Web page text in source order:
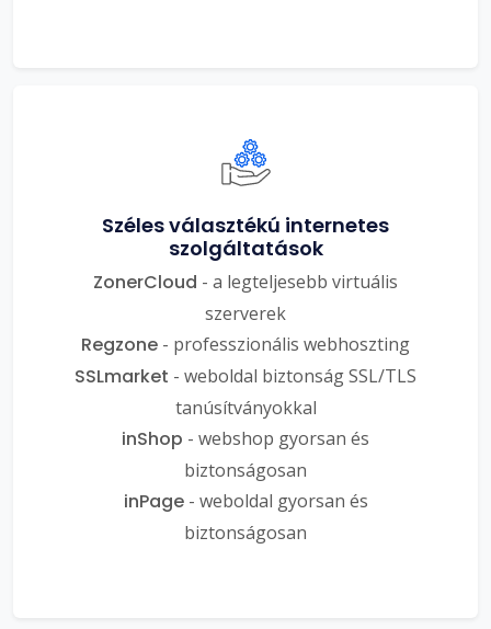
Széles választékú internetes
szolgáltatások
ZonerCloud - a legteljesebb virtuális
szerverek
Regzone - professzionális webhoszting
SSLmarket - weboldal biztonság SSL/TLS
tanúsítványokkal
inShop - webshop gyorsan és
biztonságosan
inPage- weboldal gyorsan és
biztonságosan